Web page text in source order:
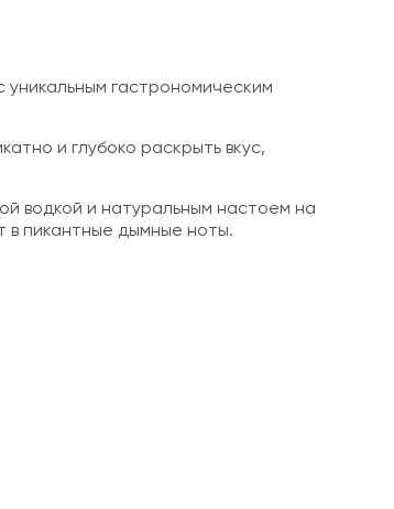
гастрономическим
и глубоко раскрыть вкус,
водкой и натуральным настоем на
в пикантные дымные ноты.